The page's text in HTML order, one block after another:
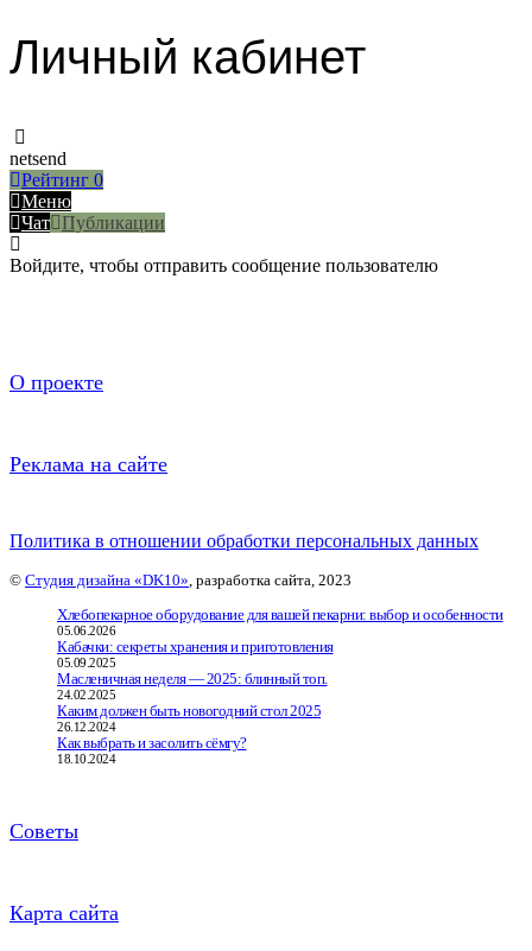
Личный кабинет
netsend
Рейтинг 0
Меню
Чат Публикации
Войдите, чтобы отправить сообщение пользователю
О проекте
Реклама на сайте
Политика в отношении обработки персональных данных
© Студия дизайна «DK10», разработка сайта, 2023
Хлебопекарное оборудование для вашей пекарни: выбор и особенности
05.06.2026
Кабачки: секреты хранения и приготовления
05.09.2025
Масленичная неделя — 2025: блинный топ.
24.02.2025
Каким должен быть новогодний стол 2025
26.12.2024
Как выбрать и засолить сёмгу?
18.10.2024
Советы
Карта сайта